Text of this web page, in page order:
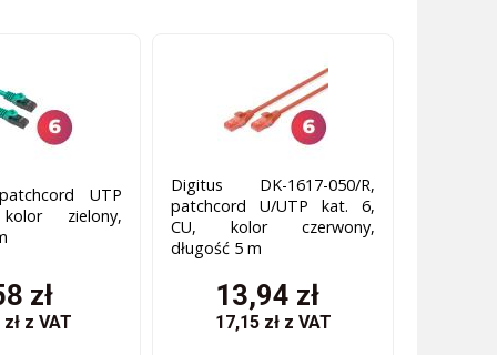
UTP
zielony,
zł
z VAT
Digitus DK-1617-050/R,
patchcord U/UTP kat. 6,
CU, kolor czerwony,
długość 5 m
13,94 zł
17,15 zł z VAT